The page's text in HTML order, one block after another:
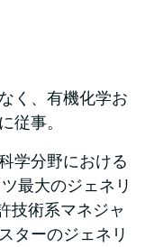
く、有機化学お
従事。
学分野における
最大のジェネリ
技術系マネジャ
ターのジェネリ